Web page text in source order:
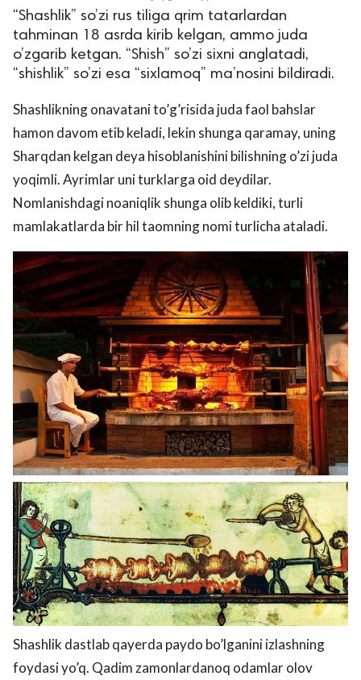
защищены.
“Shashlik” so’zi rus tiliga qrim tatarlardan
tahminan 18 asrda kirib kelgan, ammo juda
o’zgarib ketgan. “Shish” so’zi sixni anglatadi,
“shishlik” so’zi esa “sixlamoq” ma’nosini bildiradi.
Shashlikning onavatani to’g’risida juda faol bahslar
hamon davom etib keladi, lekin shunga qaramay, uning
Sharqdan kelgan deya hisoblanishini bilishning o’zi juda
yoqimli. Ayrimlar uni turklarga oid deydilar.
Nomlanishdagi noaniqlik shunga olib keldiki, turli
mamlakatlarda bir hil taomning nomi turlicha ataladi.
Shashlik dastlab qayerda paydo bo’lganini izlashning
foydasi yo’q. Qadim zamonlardanoq odamlar olov